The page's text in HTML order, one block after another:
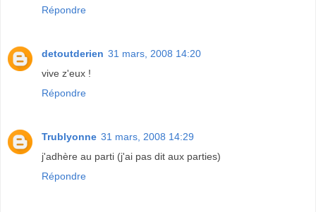
Répondre
detoutderien 31 mars, 2008 14:20
vive z'eux !
Répondre
Trublyonne 31 mars, 2008 14:29
j'adhère au parti (j'ai pas dit aux parties)
Répondre